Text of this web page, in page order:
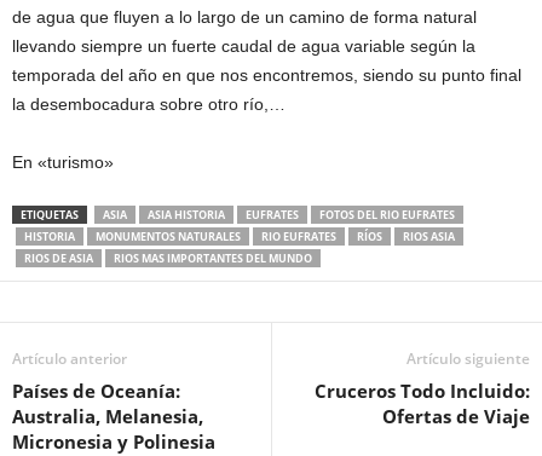
de agua que fluyen a lo largo de un camino de forma natural
llevando siempre un fuerte caudal de agua variable según la
temporada del año en que nos encontremos, siendo su punto final
la desembocadura sobre otro río,…
En «turismo»
ETIQUETAS ASIA ASIA HISTORIA EUFRATES
FOTOS DEL RIO EUFRATES
HISTORIA
MONUMENTOS NATURALES RIO EUFRATES RÍOS
RIOS ASIA
RIOS DE ASIA
RIOS MAS IMPORTANTES DEL MUNDO
Artículo anterior
Países de Oceanía:
Australia, Melanesia,
Micronesia y Polinesia
Artículo siguiente
Cruceros Todo Incluido:
Ofertas de Viaje